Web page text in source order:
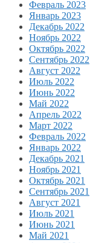
Февраль 2023
Январь 2023
Декабрь 2022
Ноябрь 2022
Октябрь 2022
Сентябрь 2022
Август 2022
Июль 2022
Июнь 2022
Май 2022
Апрель 2022
Март 2022
Февраль 2022
Январь 2022
Декабрь 2021
Ноябрь 2021
Октябрь 2021
Сентябрь 2021
Август 2021
Июль 2021
Июнь 2021
Май 2021